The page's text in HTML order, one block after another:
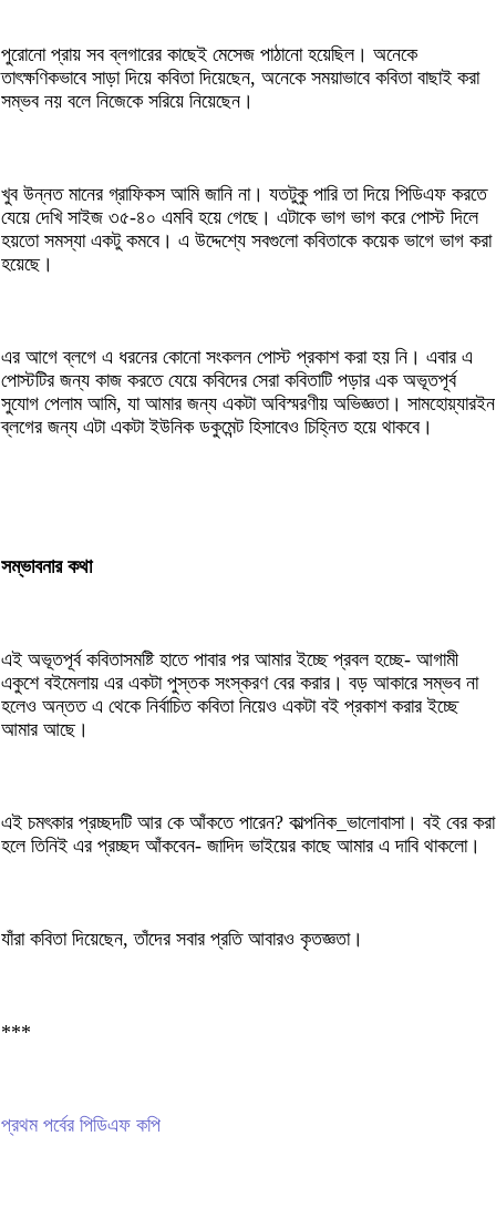
পুরোনো প্রায় সব ব্লগারের কাছেই মেসেজ পাঠানো হয়েছিল। অনেকে
তাৎক্ষণিকভাবে সাড়া দিয়ে কবিতা দিয়েছেন, অনেকে সময়াভাবে কবিতা বাছাই করা
সম্ভব নয় বলে নিজেকে সরিয়ে নিয়েছেন।
খুব উন্নত মানের গ্রাফিকস আমি জানি না। যতটুকু পারি তা দিয়ে পিডিএফ করতে
যেয়ে দেখি সাইজ ৩৫-৪০ এমবি হয়ে গেছে। এটাকে ভাগ ভাগ করে পোস্ট দিলে
হয়তো সমস্যা একটু কমবে। এ উদ্দেশ্যে সবগুলো কবিতাকে কয়েক ভাগে ভাগ করা
হয়েছে।
এর আগে ব্লগে এ ধরনের কোনো সংকলন পোস্ট প্রকাশ করা হয় নি। এবার এ
পোস্টটির জন্য কাজ করতে যেয়ে কবিদের সেরা কবিতাটি পড়ার এক অভূতপূর্ব
সুযোগ পেলাম আমি, যা আমার জন্য একটা অবিস্মরণীয় অভিজ্ঞতা। সামহোয়্যারইন
ব্লগের জন্য এটা একটা ইউনিক ডকুমেন্ট হিসাবেও চিহ্নিত হয়ে থাকবে।
সম্ভাবনার কথা
এই অভূতপূর্ব কবিতাসমষ্টি হাতে পাবার পর আমার ইচ্ছে প্রবল হচ্ছে- আগামী
একুশে বইমেলায় এর একটা পুস্তক সংস্করণ বের করার। বড় আকারে সম্ভব না
হলেও অন্তত এ থেকে নির্বাচিত কবিতা নিয়েও একটা বই প্রকাশ করার ইচ্ছে
আমার আছে।
এই চমৎকার প্রচ্ছদটি আর কে আঁকতে পারেন? কাল্পনিক_ভালোবাসা। বই বের করা
হলে তিনিই এর প্রচ্ছদ আঁকবেন- জাদিদ ভাইয়ের কাছে আমার এ দাবি থাকলো।
যাঁরা কবিতা দিয়েছেন, তাঁদের সবার প্রতি আবারও কৃতজ্ঞতা।
***
প্রথম পর্বের পিডিএফ কপি